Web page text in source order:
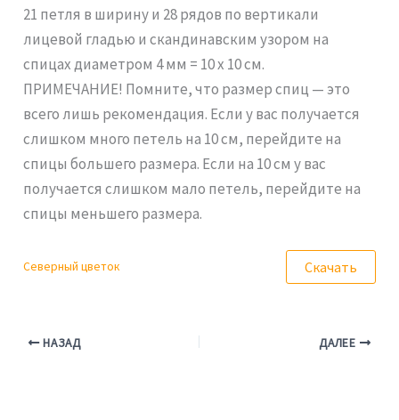
21 петля в ширину и 28 рядов по вертикали
лицевой гладью и скандинавским узором на
спицах диаметром 4 мм = 10 x 10 см.
ПРИМЕЧАНИЕ! Помните, что размер спиц — это
всего лишь рекомендация. Если у вас получается
слишком много петель на 10 см, перейдите на
спицы большего размера. Если на 10 см у вас
получается слишком мало петель, перейдите на
спицы меньшего размера.
Северный цветок Скачать
НАЗАД ДАЛЕЕ